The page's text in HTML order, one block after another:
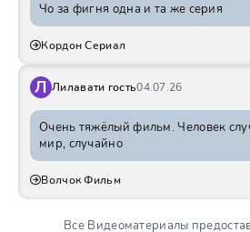
Чо за фигня одна и та же серия
Кордон Сериал
Л Лилавати гость04.07.26
Очень тяжёлый фильм. Человек
мир, случайно
Волчок Фильм
Все Видеоматериалы